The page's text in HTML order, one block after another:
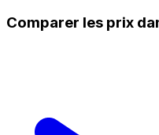
Comparer les prix